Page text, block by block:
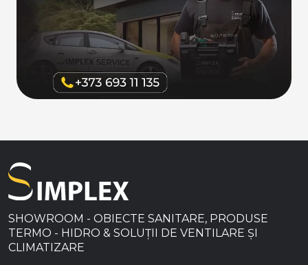
SHOWROOM - OBIECTE SANITARE, PRODUSE
TERMO - HIDRO & SOLUȚII DE VENTILARE ȘI
CLIMATIZARE